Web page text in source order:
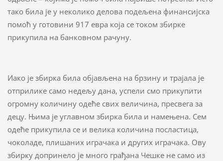
тако била је у неколико делова подељена финансијска
помоћ у готовини 917 евра која се током збирке
прикупила на банковном рачуну.
Иако је збирка била објављена на брзину и трајала је
отприлике само недељу дана, успели смо прикупити
огромну количину одеће свих величина, пресвега за
децу. Њима је углавном збирка била и намењена. Сем
одеће прикупила се и велика количина посластица,
чоколаде, плишаних играчака и других играчака. Ову
збирку допринело је много грађана Чешке не само из